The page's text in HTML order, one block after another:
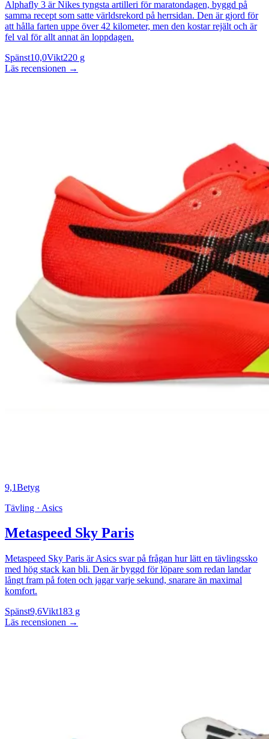
Alphafly 3 är Nikes tyngsta artilleri för maratondagen, byggd på
samma recept som satte världsrekord på herrsidan. Den är gjord för
att hålla farten uppe över 42 kilometer, men den kostar rejält och är
fel val för allt annat än loppdagen.
Spänst10,0Vikt220 g
Läs recensionen →
9,1Betyg
Tävling · Asics
Metaspeed Sky Paris
Metaspeed Sky Paris är Asics svar på frågan hur lätt en tävlingssko
med hög stack kan bli. Den är byggd för löpare som redan landar
långt fram på foten och jagar varje sekund, snarare än maximal
komfort.
Spänst9,6Vikt183 g
Läs recensionen →